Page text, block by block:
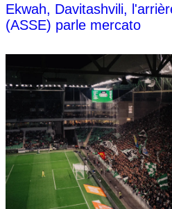
Ekwah, Davitashvili,
(ASSE) parle mercato